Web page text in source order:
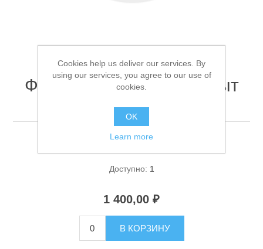
Аксессуары для лодок
Спасательные средства
Фонарь ручной Следопыт
PF-PFL-L43
Фонарь ручной Следопыт PF-PFL-L43
Доступно: 1
1 400,00 ₽
В КОРЗИНУ
Cookies help us deliver our services. By
using our services, you agree to our use of
cookies.
OK
Learn more